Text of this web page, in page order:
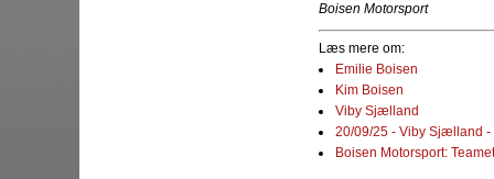
Boisen Motorsport
Læs mere om:
Emilie Boisen
Kim Boisen
Viby Sjælland
20/09/25 - Viby Sjælland -
Boisen Motorsport: